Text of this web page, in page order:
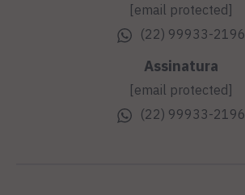
[email protected]
(22) 99933-2196
Assinatura
[email protected]
(22) 99933-2196